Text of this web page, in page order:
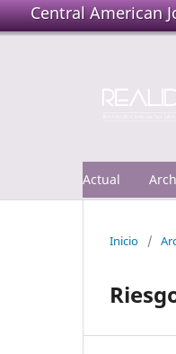
Central American
Actual
Inicio /